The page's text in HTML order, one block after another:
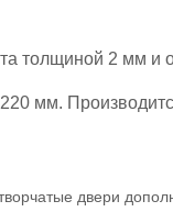
толщиной 2 мм и
мм.
двери